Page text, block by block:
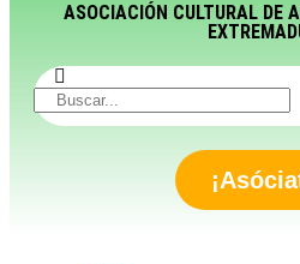
ASOCIACIÓN CULTURAL DE